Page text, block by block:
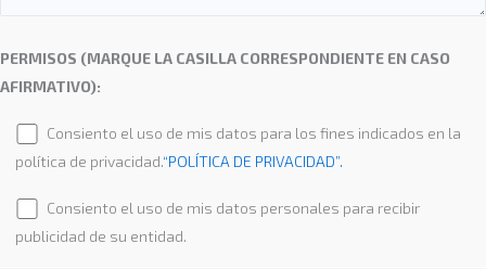
PERMISOS (MARQUE LA CASILLA CORRESPONDIENTE EN CASO
AFIRMATIVO):
Consiento el uso de mis datos para los fines indicados en la
política de privacidad.“POLÍTICA DE PRIVACIDAD”.
Consiento el uso de mis datos personales para recibir
publicidad de su entidad.